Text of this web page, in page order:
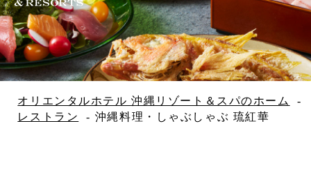
宿泊日を検索
宿泊予約
航空券＋宿
泊予約
レンタカー
＋宿泊予約
オリエンタルホテル 沖縄リゾート＆スパのホーム
レストラン
沖縄料理・しゃぶしゃぶ 琉紅華